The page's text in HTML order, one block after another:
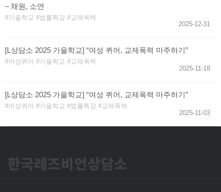
– 채원, 소연
가을학교 법률특강
교제폭력
2025-12-31
[L상담소 2025 가을학교] “여성 퀴어, 교제폭력 마주하기”
여성퀴어 가을학교
교제폭력
2025-11-18
[L상담소 2025 가을학교] “여성 퀴어, 교제폭력 마주하기”
여성퀴어 가을학교 법률특강
교제폭력
2025-11-03
한국레즈비언상담소